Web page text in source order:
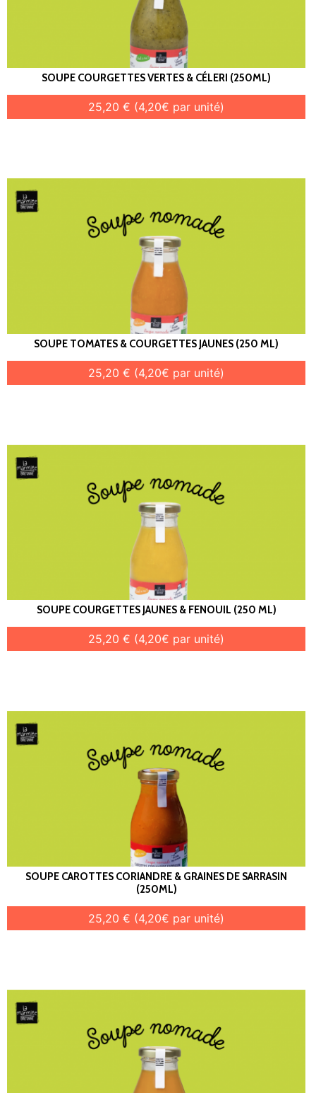
SOUPE COURGETTES VERTES & CÉLERI (250ML)
25,20 € (4,20€ par unité)
SOUPE TOMATES & COURGETTES JAUNES (250 ML)
25,20 € (4,20€ par unité)
SOUPE COURGETTES JAUNES & FENOUIL (250 ML)
25,20 € (4,20€ par unité)
SOUPE CAROTTES CORIANDRE & GRAINES DE SARRASIN
(250ML)
25,20 € (4,20€ par unité)